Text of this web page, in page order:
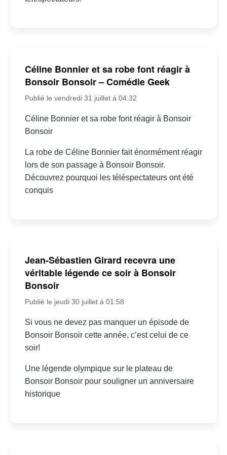
Céline Bonnier et sa robe font réagir à
Bonsoir Bonsoir – Comédie Geek
Publié le vendredi 31 juillet à 04:32
Céline Bonnier et sa robe font réagir à Bonsoir
Bonsoir
La robe de Céline Bonnier fait énormément réagir
lors de son passage à Bonsoir Bonsoir.
Découvrez pourquoi les téléspectateurs ont été
conquis
Jean-Sébastien Girard recevra une
véritable légende ce soir à Bonsoir
Bonsoir
Publié le jeudi 30 juillet à 01:58
Si vous ne devez pas manquer un épisode de
Bonsoir Bonsoir cette année, c’est celui de ce
soir!
Une légende olympique sur le plateau de
Bonsoir Bonsoir pour souligner un anniversaire
historique